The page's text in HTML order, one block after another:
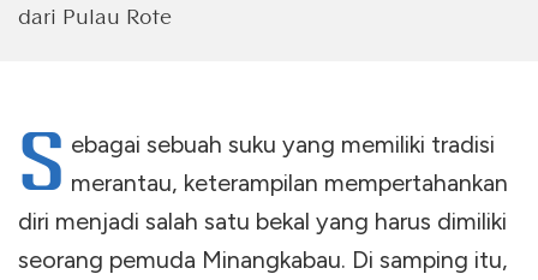
dari Pulau Rote
S ebagai sebuah suku yang memiliki tradisi
merantau, keterampilan mempertahankan
diri menjadi salah satu bekal yang harus dimiliki
seorang pemuda Minangkabau. Di samping itu,